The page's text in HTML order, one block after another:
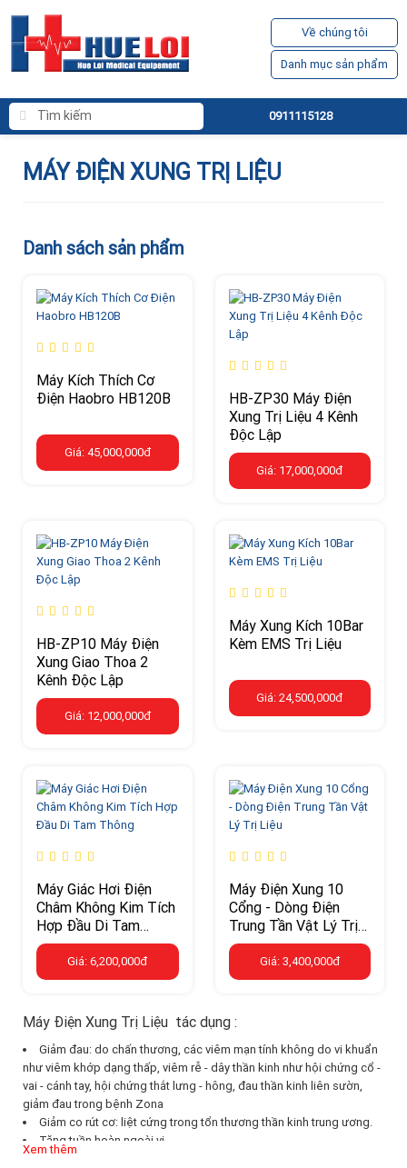
Về chúng tôi
Danh mục sản phẩm
0911115128
MÁY ĐIỆN XUNG TRỊ LIỆU
Danh sách sản phẩm
Máy Kích Thích Cơ
Điện Haobro HB120B
Giá: 45,000,000đ
HB-ZP30 Máy Điện
Xung Trị Liệu 4 Kênh
Độc Lập
Giá: 17,000,000đ
HB-ZP10 Máy Điện
Xung Giao Thoa 2
Kênh Độc Lập
Giá: 12,000,000đ
Máy Xung Kích 10Bar
Kèm EMS Trị Liệu
Giá: 24,500,000đ
Máy Giác Hơi Điện
Châm Không Kim Tích
Hợp Đầu Di Tam
Thông
Giá: 6,200,000đ
Máy Điện Xung 10
Cổng - Dòng Điện
Trung Tần Vật Lý Trị
Liệu
Giá: 3,400,000đ
Máy Điện Xung Trị Liệu tác dụng :
Giảm đau: do chấn thương, các viêm mạn tính không do vi khuẩn
như viêm khớp dạng thấp, viêm rễ - dây thần kinh như hội chứng cổ -
vai - cánh tay, hội chứng thắt lưng - hông, đau thần kinh liên sườn,
giảm đau trong bệnh Zona
Giảm co rút cơ: liệt cứng trong tổn thương thần kinh trung ương.
Tăng tuần hoàn ngoài vi
Kích thích hồi phục dẫn truyền thần kinh bị tổn thương. Kích thích
Xem thêm